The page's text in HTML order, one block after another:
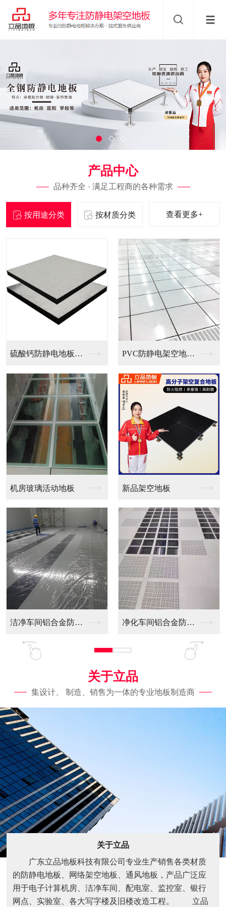
产品中心
品种齐全 · 满足工程商的各种需求
按用途分类 按材质分类 查看更多+
PVC防静电架空地板...
新品架空地板
净化车间铝合金防静电...
全钢无边防静电地板
全铝防静电地板
关于立品
集设计、 制造、销售为一体的专业地板制造商
关于立品
广东立品地板科技有限公司专业生产销售各类材质
的防静电地板、网络架空地板、通风地板，产品广泛应
用于电子计算机房、洁净车间、配电室、监控室、银行
网点、实验室、各大写字楼及旧楼改造工程。 立品